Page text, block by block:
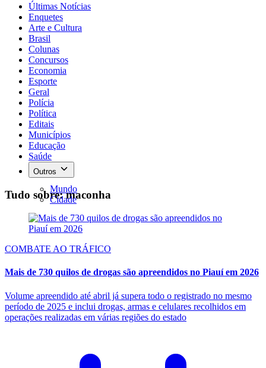
Últimas Notícias
Enquetes
Arte e Cultura
Brasil
Colunas
Concursos
Economia
Esporte
Geral
Polícia
Política
Editais
Municípios
Educação
Saúde
Outros
Mundo
Cidade
Tudo sobre: maconha
COMBATE AO TRÁFICO
Mais de 730 quilos de drogas são apreendidos no Piauí em 2026
Volume apreendido até abril já supera todo o registrado no mesmo
período de 2025 e inclui drogas, armas e celulares recolhidos em
operações realizadas em várias regiões do estado